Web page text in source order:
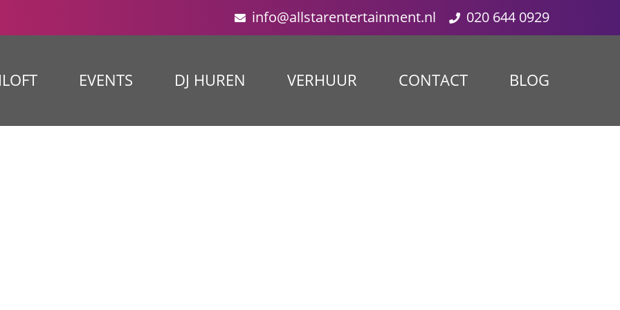
info@allstarentertainment.nl 020 644 0929
EVENTS DJ HUREN VERHUUR CONTACT BLOG